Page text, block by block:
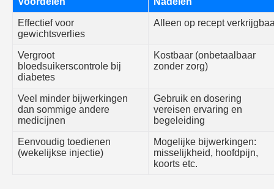
Effectief voor
gewichtsverlies
Alleen op recept
Vergroot
bloedsuikerscontrole bij
diabetes
Kostbaar (onbetaalbaar
zonder zorg)
Veel minder bijwerkingen
dan sommige andere
medicijnen
Gebruik en dosering
vereisen ervaring en
begeleiding
Eenvoudig toedienen
(wekelijkse injectie)
Mogelijke bijwerkingen:
misselijkheid, hoofdpijn,
koorts etc.